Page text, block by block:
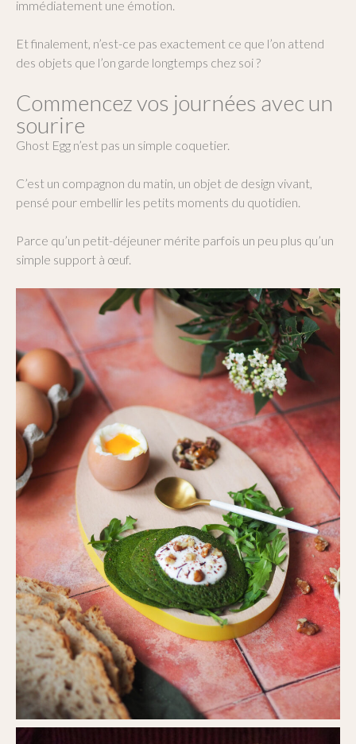
immédiatement une émotion.
Et finalement, n’est-ce pas exactement ce que l’on attend
des objets que l’on garde longtemps chez soi ?
Commencez vos journées avec un
sourire
Ghost Egg n’est pas un simple coquetier.
C’est un compagnon du matin, un objet de design vivant,
pensé pour embellir les petits moments du quotidien.
Parce qu’un petit-déjeuner mérite parfois un peu plus qu’un
simple support à œuf.